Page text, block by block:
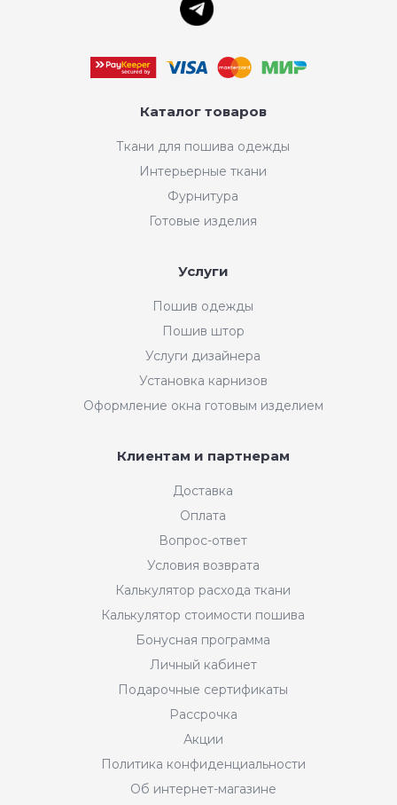
Каталог товаров
Ткани для пошива одежды
Интерьерные ткани
Фурнитура
Готовые изделия
Услуги
Пошив одежды
Пошив штор
Услуги дизайнера
Установка карнизов
Оформление окна готовым изделием
Клиентам и партнерам
Доставка
Оплата
Вопрос-ответ
Условия возврата
Калькулятор расхода ткани
Калькулятор стоимости пошива
Бонусная программа
Личный кабинет
Подарочные сертификаты
Рассрочка
Акции
Политика конфиденциальности
Об интернет-магазине